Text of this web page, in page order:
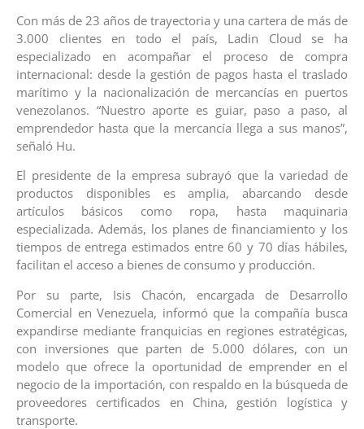
Con más de 23 años de trayectoria y una cartera de más de
3.000 clientes en todo el país, Ladin Cloud se ha
especializado en acompañar el proceso de compra
internacional: desde la gestión de pagos hasta el traslado
marítimo y la nacionalización de mercancías en puertos
venezolanos. “Nuestro aporte es guiar, paso a paso, al
emprendedor hasta que la mercancía llega a sus manos”,
señaló Hu.
El presidente de la empresa subrayó que la variedad de
productos disponibles es amplia, abarcando desde
artículos básicos como ropa, hasta maquinaria
especializada. Además, los planes de financiamiento y los
tiempos de entrega estimados entre 60 y 70 días hábiles,
facilitan el acceso a bienes de consumo y producción.
Por su parte, Isis Chacón, encargada de Desarrollo
Comercial en Venezuela, informó que la compañía busca
expandirse mediante franquicias en regiones estratégicas,
con inversiones que parten de 5.000 dólares, con un
modelo que ofrece la oportunidad de emprender en el
negocio de la importación, con respaldo en la búsqueda de
proveedores certificados en China, gestión logística y
transporte.